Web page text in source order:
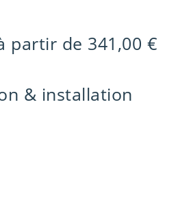
partir de 341,00 €
& installation